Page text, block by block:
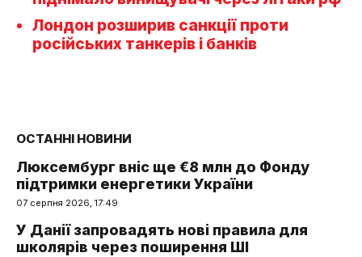
Лондон розширив санкції проти
російських танкерів і банків
ОСТАННІ НОВИНИ
Люксембург вніс ще €8 млн до Фонду
підтримки енергетики України
07 серпня 2026, 17:49
У Данії запровадять нові правила для
школярів через поширення ШІ